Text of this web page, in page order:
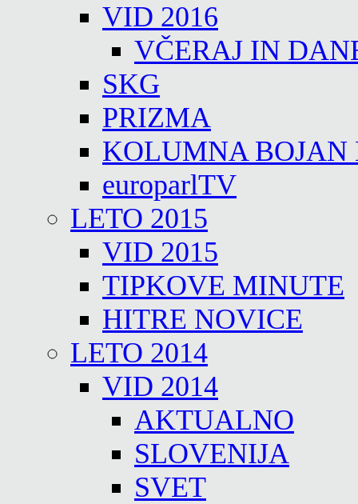
VID 2016
VČERAJ IN
SKG
PRIZMA
KOLUMNA BOJAN
europarlTV
LETO 2015
VID 2015
TIPKOVE MINUTE
HITRE NOVICE
LETO 2014
VID 2014
AKTUALNO
SLOVENIJA
SVET